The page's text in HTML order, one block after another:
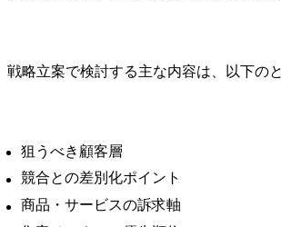
戦略立案で検討する主な内容は、以下の
狙うべき顧客層
競合との差別化ポイント
商品・サービスの訴求軸